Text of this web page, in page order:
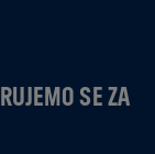
SE ZA